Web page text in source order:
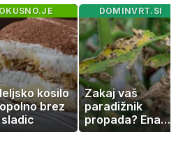
OKUSNO.JE
kosilo
brez
DOMINVRT.SI
Zakaj vaš
paradižnik
propada? Ena
napaka lahko